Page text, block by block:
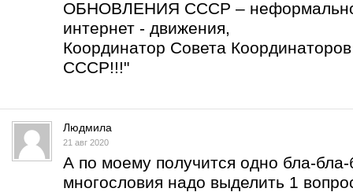
ОБНОВЛЕНИЯ СССР –
интернет - движения,
Координатор Совета
СССР!!!"
Людмила
21 авг 2020
А по моему получится одно бла-бла-
многословия надо выделить 1